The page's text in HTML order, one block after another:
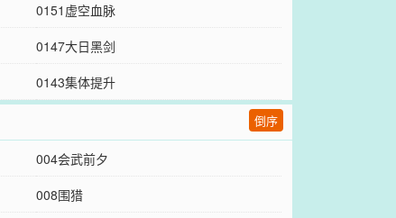
0151虚空血脉
0147大日黑剑
0143集体提升
倒序
004会武前夕
008围猎